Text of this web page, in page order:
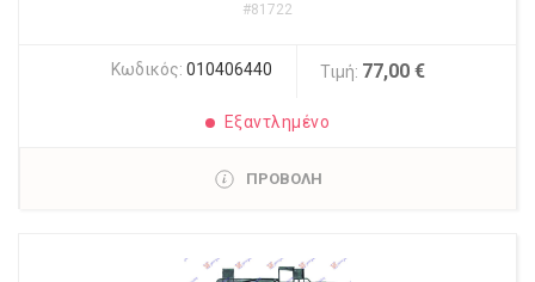
#81722
Κωδικός: 010406440 Τιμή: 77,00 €
Εξαντλημένο
ΠΡΟΒΟΛΗ